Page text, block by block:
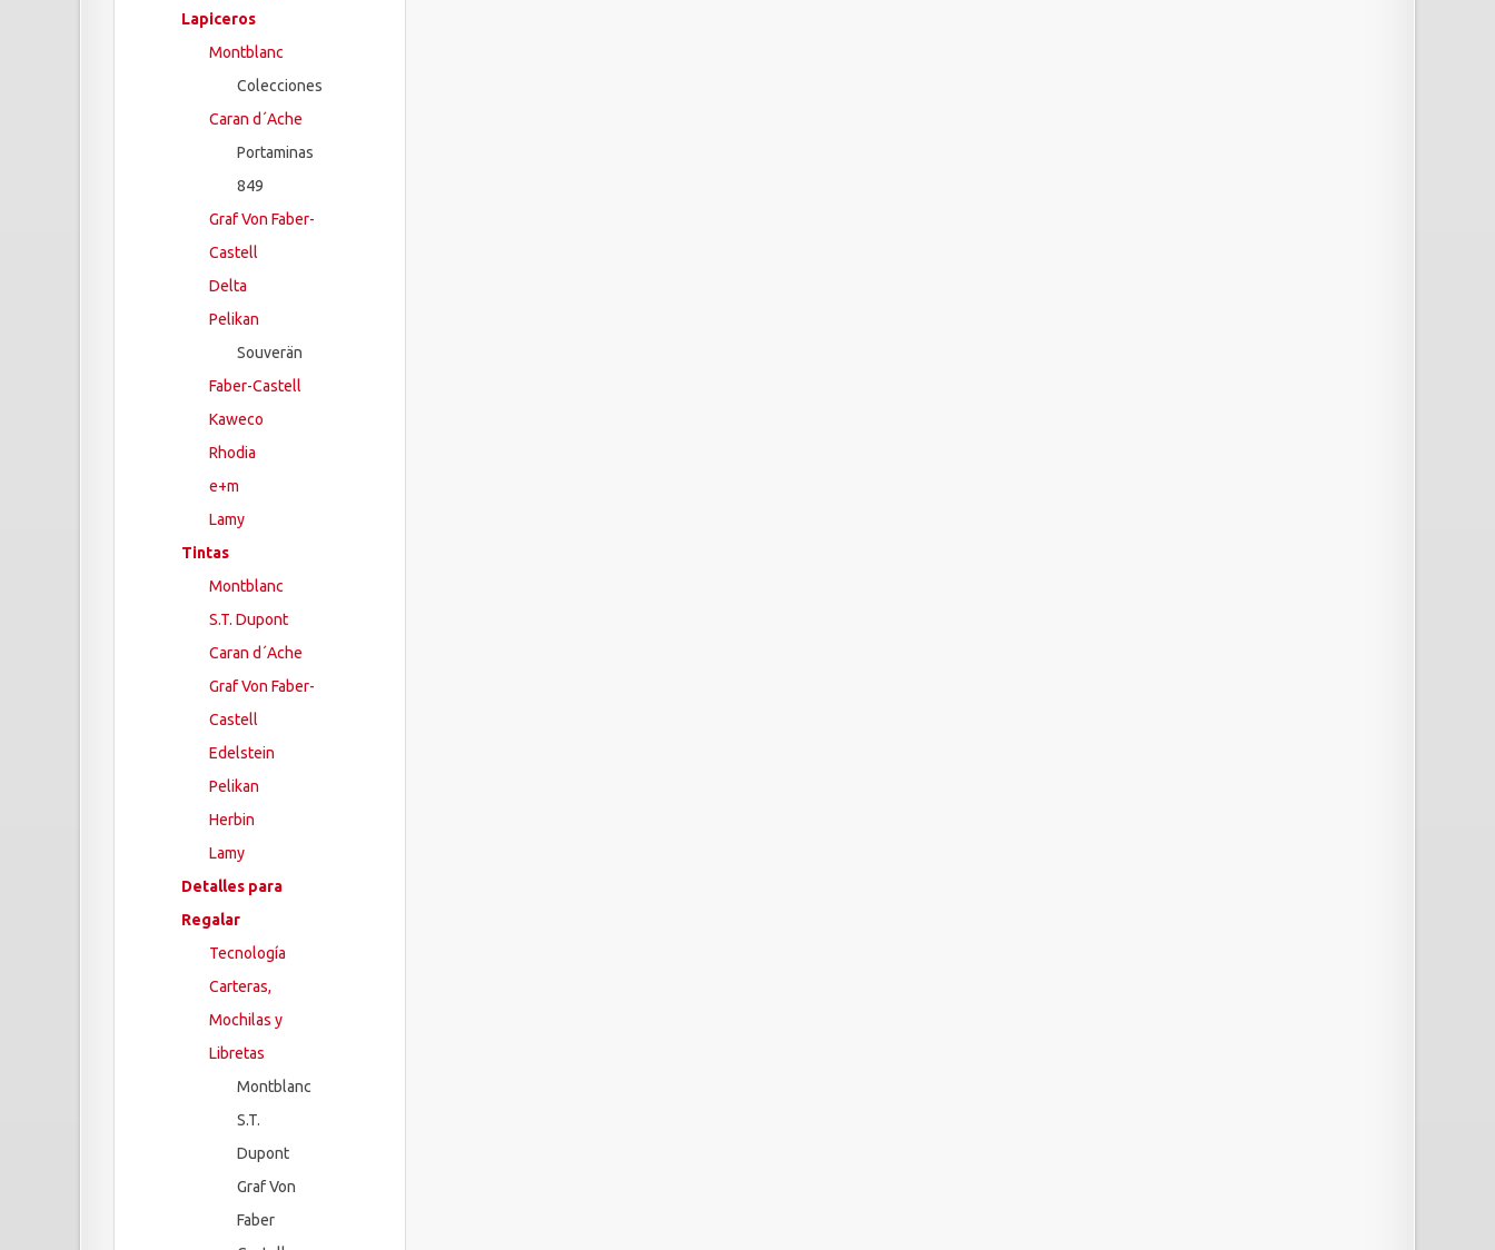
Lapiceros
Montblanc
Colecciones
Caran d´Ache
Portaminas
849
Graf Von Faber-
Castell
Delta
Pelikan
Souverän
Faber-Castell
Kaweco
Rhodia
e+m
Lamy
Tintas
Montblanc
S.T. Dupont
Caran d´Ache
Graf Von Faber-
Castell
Edelstein
Pelikan
Herbin
Lamy
Detalles para
Regalar
Tecnología
Carteras,
Mochilas y
Libretas
Montblanc
S.T.
Dupont
Graf Von
Faber